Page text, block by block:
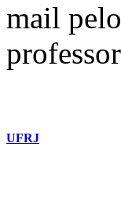
mail pelo
UFRJ